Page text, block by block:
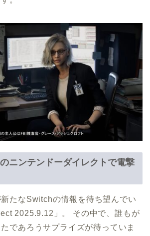
ニンテンドーダイレクトで電撃
たなSwitchの情報を待ち望んでい
2025.9.12」。 その中で、誰もが
であろうサプライズが待っていま